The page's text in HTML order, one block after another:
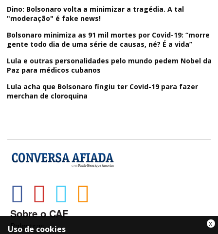
Dino: Bolsonaro volta a minimizar a tragédia. A tal
"moderação" é fake news!
Bolsonaro minimiza as 91 mil mortes por Covid-19: “morre
gente todo dia de uma série de causas, né? É a vida”
Lula e outras personalidades pelo mundo pedem Nobel da
Paz para médicos cubanos
Lula acha que Bolsonaro fingiu ter Covid-19 para fazer
merchan de cloroquina
Sobre o CAF
Palestras
X
Uso de cookies